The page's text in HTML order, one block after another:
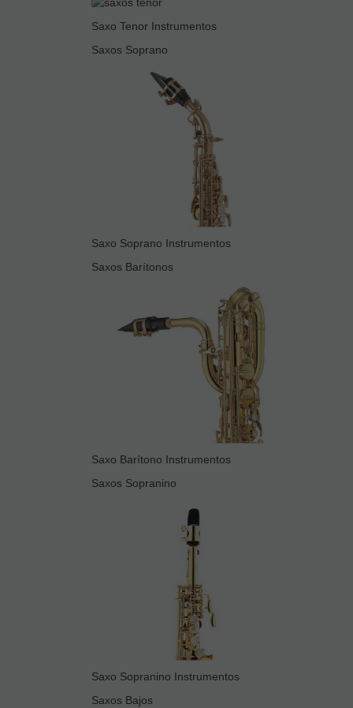
Saxo Tenor Instrumentos
Saxos Soprano
Saxo Soprano Instrumentos
Saxos Barítonos
Saxo Barítono Instrumentos
Saxos Sopranino
Saxo Sopranino Instrumentos
Saxos Bajos